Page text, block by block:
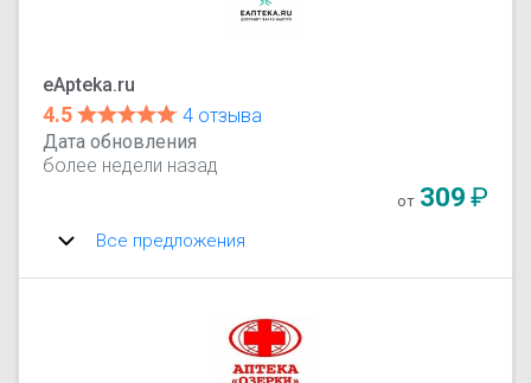
eApteka.ru
4.5
4 отзыва
Дата обновления
более недели назад
от 309₽
Все предложения